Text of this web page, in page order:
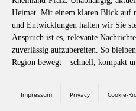
Heimat. Mit einem klaren Blick auf
und Entwicklungen halten wir Sie
Anspruch ist es, relevante
zuverlässig aufzubereiten. So
Region bewegt – schnell, kompakt
Impressum Privacy Cookie-